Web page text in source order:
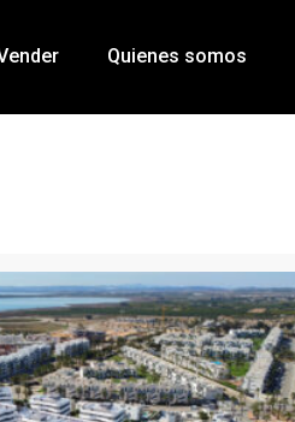
Quienes somos